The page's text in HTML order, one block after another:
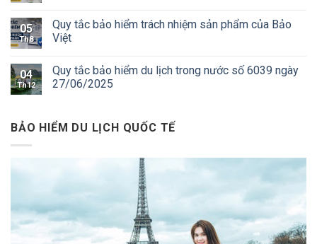
05
Th8
Quy tắc bảo hiểm trách nhiệm sản phẩm của Bảo
Việt
04
Th12
Quy tắc bảo hiểm du lịch trong nước số 6039 ngày
27/06/2025
BẢO HIỂM DU LỊCH QUỐC TẾ